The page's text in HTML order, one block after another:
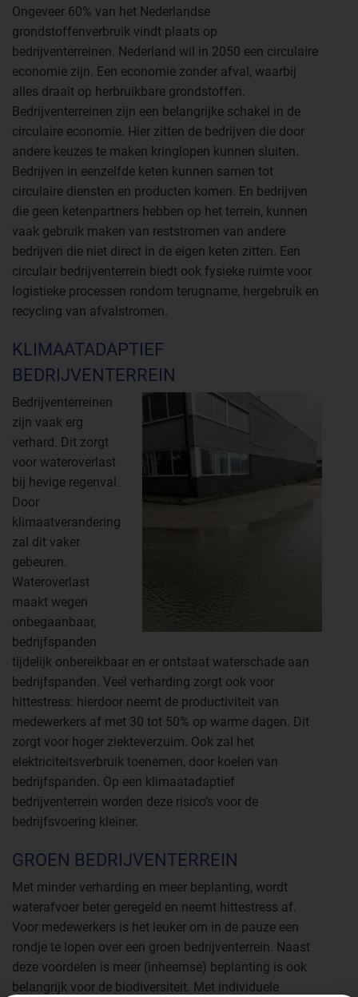
Ongeveer 60% van het Nederlandse
grondstoffenverbruik vindt plaats op
bedrijventerreinen. Nederland wil in 2050 een circulaire
economie zijn. Een economie zonder afval, waarbij
alles draait op herbruikbare grondstoffen.
Bedrijventerreinen zijn een belangrijke schakel in de
circulaire economie. Hier zitten de bedrijven die door
andere keuzes te maken kringlopen kunnen sluiten.
Bedrijven in eenzelfde keten kunnen samen tot
circulaire diensten en producten komen. En bedrijven
die geen ketenpartners hebben op het terrein, kunnen
vaak gebruik maken van reststromen van andere
bedrijven die niet direct in de eigen keten zitten. Een
circulair bedrijventerrein biedt ook fysieke ruimte voor
logistieke processen rondom terugname, hergebruik en
recycling van afvalstromen.
KLIMAATADAPTIEF
BEDRIJVENTERREIN
Bedrijventerreinen
zijn vaak erg
verhard. Dit zorgt
voor wateroverlast
bij hevige regenval.
Door
klimaatverandering
zal dit vaker
gebeuren.
Wateroverlast
maakt wegen
onbegaanbaar,
bedrijfspanden
tijdelijk onbereikbaar en er ontstaat waterschade aan
bedrijfspanden. Veel verharding zorgt ook voor
hittestress: hierdoor neemt de productiviteit van
medewerkers af met 30 tot 50% op warme dagen. Dit
zorgt voor hoger ziekteverzuim. Ook zal het
elektriciteitsverbruik toenemen, door koelen van
bedrijfspanden. Op een klimaatadaptief
bedrijventerrein worden deze risico’s voor de
bedrijfsvoering kleiner.
GROEN BEDRIJVENTERREIN
Met minder verharding en meer beplanting, wordt
waterafvoer beter geregeld en neemt hittestress af.
Voor medewerkers is het leuker om in de pauze een
rondje te lopen over een groen bedrijventerrein. Naast
deze voordelen is meer (inheemse) beplanting is ook
belangrijk voor de biodiversiteit. Met individuele